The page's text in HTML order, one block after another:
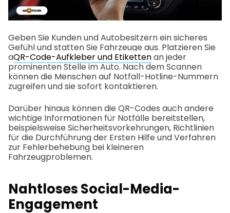
Geben Sie Kunden und Autobesitzern ein sicheres
Gefühl und statten Sie Fahrzeuge aus. Platzieren Sie
aQR-Code-Aufkleber und Etikettenan jeder
prominenten Stelle im Auto. Nach dem Scannen
können die Menschen auf Notfall-Hotline-Nummern
zugreifen und sie sofort kontaktieren.
Darüber hinaus können die QR-Codes auch andere
wichtige Informationen für Notfälle bereitstellen,
beispielsweise Sicherheitsvorkehrungen, Richtlinien
für die Durchführung der Ersten Hilfe und Verfahren
zur Fehlerbehebung bei kleineren
Fahrzeugproblemen.
Nahtloses Social-Media-
Engagement